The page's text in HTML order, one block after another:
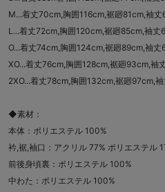
M...着丈70cm,胸囲116cm,裾廻81cm,袖
L...着丈72cm,胸囲120cm,裾廻85cm,袖丈
O...着丈74cm,胸囲124cm,裾廻89cm,袖丈
XO...着丈76cm,胸囲128cm,裾廻93cm,袖
2XO...着丈78cm,胸囲132cm,裾廻97cm,
◆素材：
本体：ポリエステル 100%
衿,裾,袖口：アクリル 77% ポリエステル
前後身頃裏：ポリエステル 100%
中わた：ポリエステル 100%